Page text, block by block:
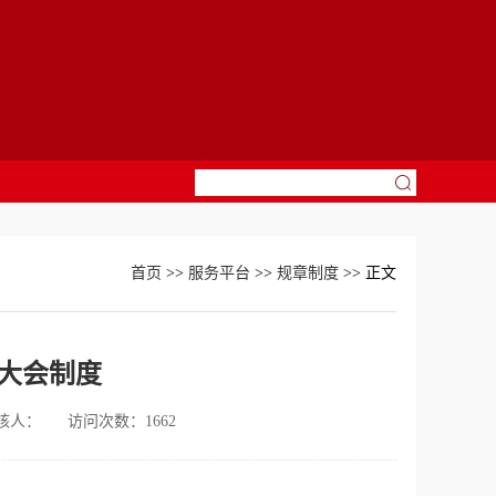
首页 >> 服务平台 >> 规章制度 >> 正文
会制度
人： 访问次数： 1662